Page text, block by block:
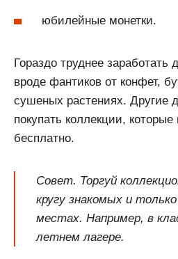
юбилейные монетки.
Гораздо труднее заработать
вроде фантиков от конфет,
сушеных растениях. Другие
покупать коллекции,
бесплатно.
Совет. Торгуй
кругу знакомых и
местах. Например, в
летнем лагере.